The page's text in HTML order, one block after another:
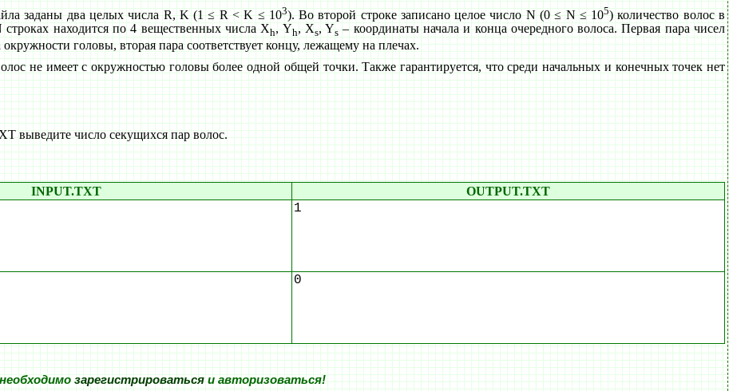
заданы два целых числа R, K (1 ≤ R < K ≤ 103). Во второй строке записано целое число N (0 ≤ N ≤ 105) количество волос в
находится по 4 вещественных числа Xh, Yh, Xs, Ys– координаты начала и конца очередного волоса. Первая пара чисел
головы, вторая пара соответствует концу, лежащему на плечах.
не имеет с окружностью головы более одной общей точки. Также гарантируется, что среди начальных и конечных точек нет
выведите число секущихся пар волос.
INPUT.TXT OUTPUT.TXT
1
0
зарегистрироватьсяи авторизоваться!